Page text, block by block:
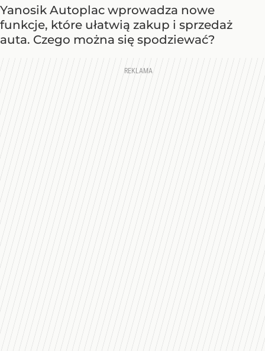
Yanosik Autoplac wprowadza nowe
funkcje, które ułatwią zakup i sprzedaż
auta. Czego można się spodziewać?